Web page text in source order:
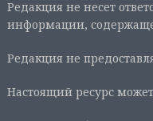
Редакция не несет
информации,
Редакция не
Настоящий ресурс